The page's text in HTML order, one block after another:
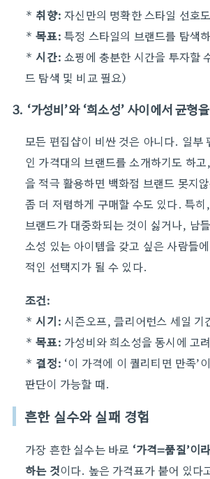
* 취향: 자신만의 명확한 스타일 선호
*목표: 특정 스타일의 브랜드를 탐색
* 시간: 쇼핑에 충분한 시간을 투자할
드 탐색 및 비교 필요)
3. ‘가성비’와 ‘희소성’ 사이에서 균형
모든 편집샵이 비싼 것은 아니다. 일부
인 가격대의 브랜드를 소개하기도 하
을 적극 활용하면 백화점 브랜드 못지
좀 더 저렴하게 구매할 수도 있다. 특
브랜드가 대중화되는 것이 싫거나, 남
소성 있는 아이템을 갖고 싶은 사람들
적인 선택지가 될 수 있다.
조건:
* 시기: 시즌오프, 클리어런스 세일 기
*목표: 가성비와 희소성을 동시에 고
* 결정: ‘이 가격에 이 퀄리티면 만족’
판단이 가능할 때.
흔한 실수와 실패 경험
가장 흔한 실수는 바로 ‘가격=품질’이
하는 것이다. 높은 가격표가 붙어 있다